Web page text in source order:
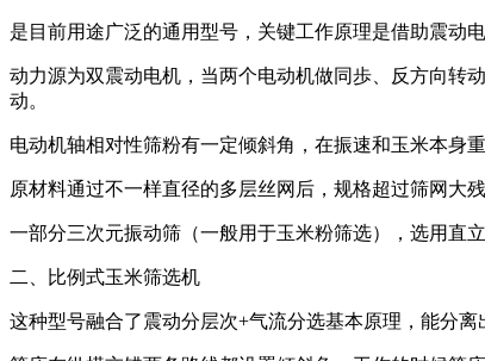
是目前用途广泛的通用型号，关键工作原理是借助震动
动力源为双震动电机，当两个电动机做同歩、反方向转
动。
电动机轴相对性筛粉有一定倾斜角，在振速和玉米本身
原材料通过不一样直径的多层丝网后，规格超过筛网大
一部分三次元振动筛（一般用于玉米粉筛选），选用直
二、比例式玉米筛选机
这种型号融合了震动分层次+气流分选基本原理，能分